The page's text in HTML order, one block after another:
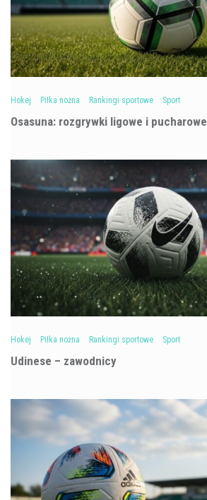
Hokej Piłka nożna Rankingi sportowe Sport
Osasuna: rozgrywki ligowe i pucharowe
Hokej Piłka nożna Rankingi sportowe Sport
Udinese – zawodnicy